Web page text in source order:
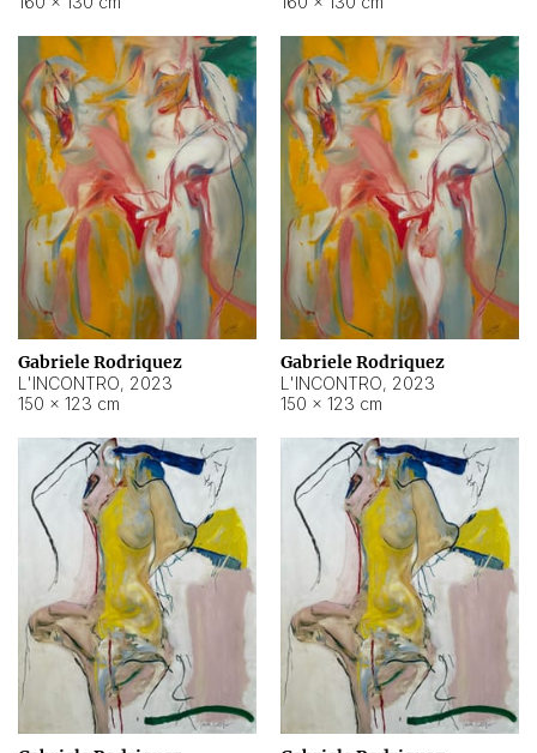
Gabriele Rodriquez
L'INCONTRO, 2023
150 × 123 cm
Gabriele Rodriquez
L'INCONTRO, 2023
150 × 123 cm